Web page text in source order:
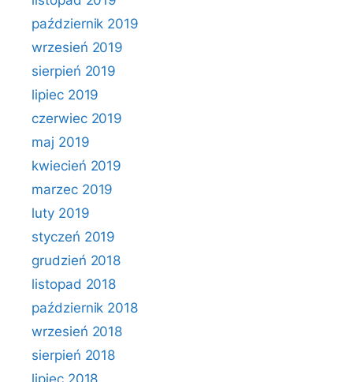
październik 2019
wrzesień 2019
sierpień 2019
lipiec 2019
czerwiec 2019
maj 2019
kwiecień 2019
marzec 2019
luty 2019
styczeń 2019
grudzień 2018
listopad 2018
październik 2018
wrzesień 2018
sierpień 2018
lipiec 2018